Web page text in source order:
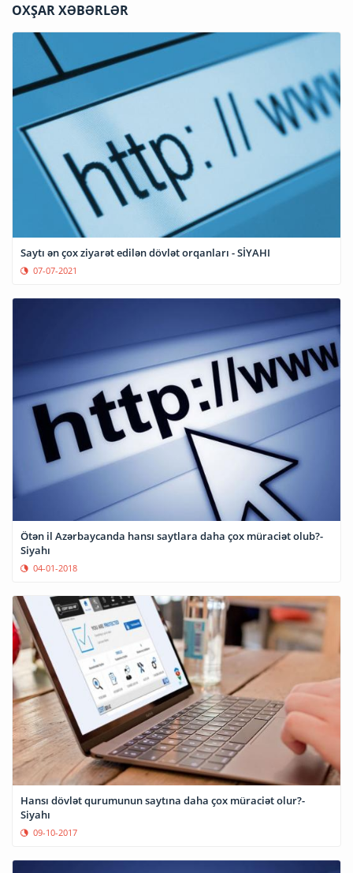
OXŞAR XƏBƏRLƏR
Saytı ən çox ziyarət edilən dövlət orqanları - SİYAHI
07-07-2021
Ötən il Azərbaycanda hansı saytlara daha çox müraciət olub?-
Siyahı
04-01-2018
Hansı dövlət qurumunun saytına daha çox müraciət olur?-
Siyahı
09-10-2017